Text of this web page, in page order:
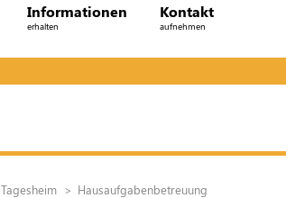
Informationen
erhalten
Kontakt
aufnehmen
Tagesheim Hausaufgabenbetreuung